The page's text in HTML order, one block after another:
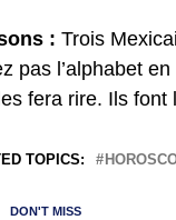
: Trois
pas l’alphabet
fera rire. Ils font
TOPICS:
DON'T MISS